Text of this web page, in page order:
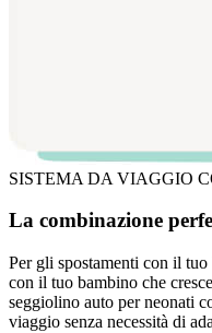
SISTEMA DA VIAGGIO
La combinazione
Per gli spostamenti con il
con il tuo bambino che
seggiolino auto per neonati
viaggio senza necessità di